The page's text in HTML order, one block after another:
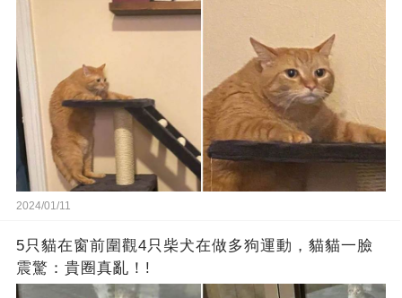
2024/01/11
5只貓在窗前圍觀4只柴犬在做多狗運動，貓貓一臉
震驚：貴圈真亂！!